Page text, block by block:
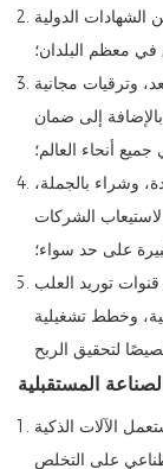
الشهادات الدولية
معظم البلدان؛
وترقيات مجانية
إلى ضمان
أنحاء العالم؛
وشراء بالجملة،
الشركات
على حد سواء؛
توريد العلب
وخطط تشغيلية
المستقبلية
الآلات الذكية
على التخلص